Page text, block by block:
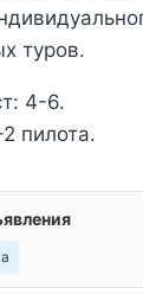
туров.
4-6.
пилота.